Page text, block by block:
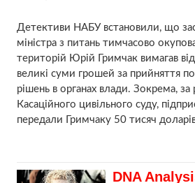
Детективи НАБУ встановили, що
міністра з питань тимчасово
територій Юрій Гримчак вимагав
великі суми грошей за прийняття
рішень в органах влади. Зокрема, за
Касаційного цивільного суду,
передали Гримчаку 50 тисяч